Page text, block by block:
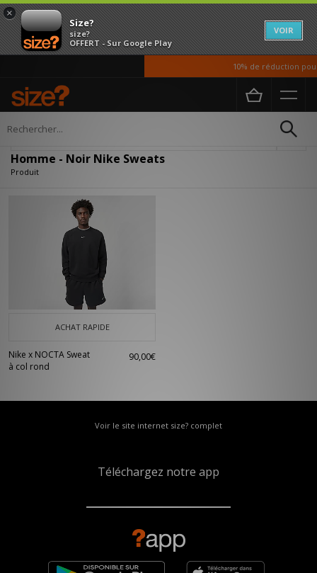
×
Size?
size?
OFFERT - Sur Google Play
VOIR
10% de réduction
Accueil Homme
Homme - Noir Nike Sweats
Produit
ACHAT RAPIDE
Nike x NOCTA Sweat
à col rond
90,00€
Voir le site internet size? complet
Téléchargez notre app